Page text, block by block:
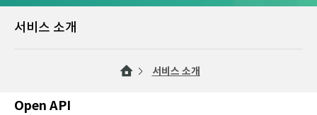
서비스 소개
서비스 소개
Open API